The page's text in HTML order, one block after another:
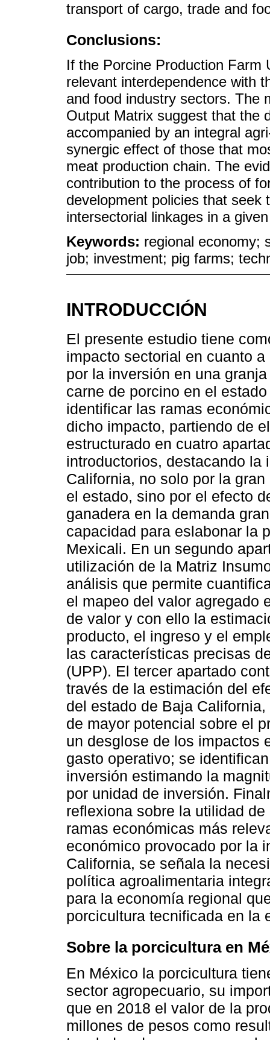
transport of cargo, trade and
Conclusions:
If the Porcine Production Farm
relevant interdependence with
and food industry sectors. The
Output Matrix suggest that the
accompanied by an integral
synergic effect of those that
meat production chain. The
contribution to the process of
development policies that seek
intersectorial linkages in a
Keywords: regional economy;
job; investment; pig farms;
INTRODUCCIÓN
El presente estudio tiene
impacto sectorial en cuanto
por la inversión en una
carne de porcino en el
identificar las ramas
dicho impacto, partiendo de
estructurado en cuatro
introductorios, destacando la
California, no solo por la
el estado, sino por el efecto
ganadera en la demanda
capacidad para eslabonar la
Mexicali. En un segundo
utilización de la Matriz
análisis que permite
el mapeo del valor agregado
de valor y con ello la
producto, el ingreso y el
las características precisas
(UPP). El tercer apartado
través de la estimación del
del estado de Baja
de mayor potencial sobre el
un desglose de los impactos
gasto operativo; se
inversión estimando la
por unidad de inversión.
reflexiona sobre la utilidad
ramas económicas más
económico provocado por la
California, se señala la
política agroalimentaria
para la economía regional
porcicultura tecnificada en la
Sobre la porcicultura en
En México la porcicultura
sector agropecuario, su
que en 2018 el valor de la
millones de pesos como